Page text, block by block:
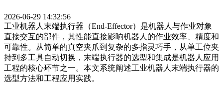
2026-06-29 14:32:56
工业机器人末端执行器（End-Effector）是机器人与作业对象
直接交互的部件，其性能直接影响机器人的作业效率、精度和
可靠性。从简单的真空夹爪到复杂的多指灵巧手，从单工位夹
持到多工具自动切换，末端执行器的选型和集成是机器人应用
工程的核心环节之一。本文系统阐述工业机器人末端执行器的
选型方法和工程应用实践。